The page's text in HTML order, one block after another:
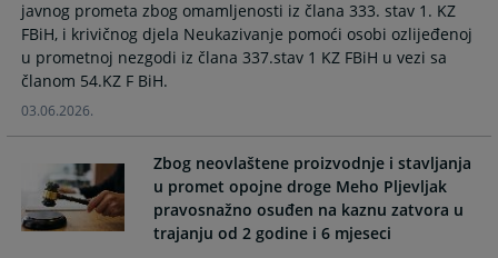
keyboard
shortcuts
for
changing
dates.
keyboard
shortcuts
for
javnog prometa zbog omamljenosti iz člana 333. stav 1. KZ
FBiH, i krivičnog djela Neukazivanje pomoći osobi ozlijeđenoj
u prometnoj nezgodi iz člana 337.stav 1 KZ FBiH u vezi sa
članom 54.KZ F BiH.
03.06.2026.
Zbog neovlaštene proizvodnje i stavljanja
u promet opojne droge Meho Pljevljak
pravosnažno osuđen na kaznu zatvora u
trajanju od 2 godine i 6 mjeseci